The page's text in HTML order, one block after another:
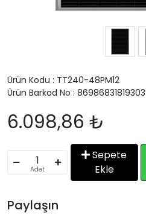
Ürün Kodu : TT240-48PM12
Ürün Barkod No :
6.098,86 ₺
Adet
Sepete
Ekle
Paylaşın